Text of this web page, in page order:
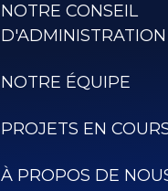
NOTRE CONSEIL
D'ADMINISTRATION
NOTRE ÉQUIPE
PROJETS EN
À PROPOS DE